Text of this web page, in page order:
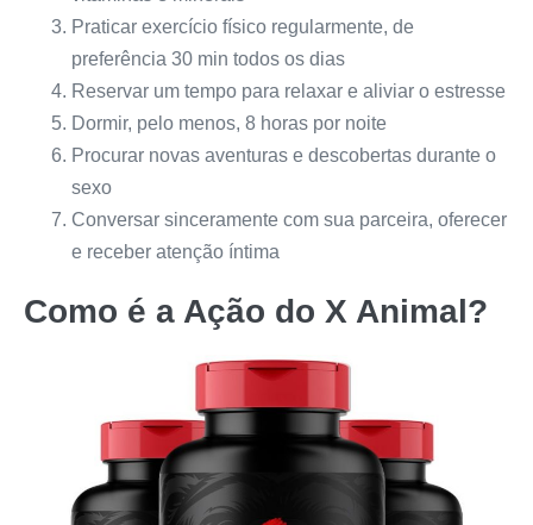
Praticar exercício físico regularmente, de
preferência 30 min todos os dias
Reservar um tempo para relaxar e aliviar o estresse
Dormir, pelo menos, 8 horas por noite
Procurar novas aventuras e descobertas durante o
sexo
Conversar sinceramente com sua parceira, oferecer
e receber atenção íntima
Como é a Ação do X Animal?